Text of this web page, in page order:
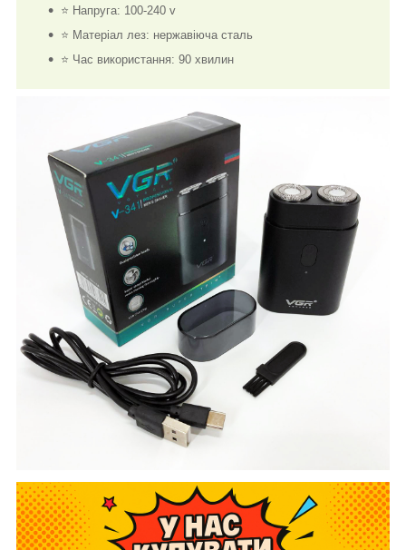
⭐ Напруга: 100-240 v
⭐ Матеріал лез: нержавіюча сталь
⭐ Час використання: 90 хвилин